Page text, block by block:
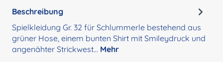
Beschreibung
Spielkleidung Gr. 32 für Schlummerle bestehend aus
grüner Hose, einem bunten Shirt mit Smileydruck und
angenähter Strickwest… Mehr